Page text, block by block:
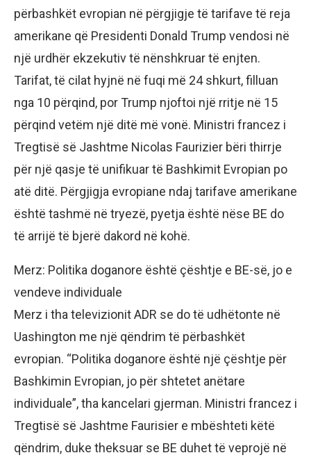
përbashkët evropian në përgjigje të tarifave të reja
amerikane që Presidenti Donald Trump vendosi në
një urdhër ekzekutiv të nënshkruar të enjten.
Tarifat, të cilat hyjnë në fuqi më 24 shkurt, filluan
nga 10 përqind, por Trump njoftoi një rritje në 15
përqind vetëm një ditë më vonë. Ministri francez i
Tregtisë së Jashtme Nicolas Faurizier bëri thirrje
për një qasje të unifikuar të Bashkimit Evropian po
atë ditë. Përgjigja evropiane ndaj tarifave amerikane
është tashmë në tryezë, pyetja është nëse BE do
të arrijë të bjerë dakord në kohë.
Merz: Politika doganore është çështje e BE-së, jo e
vendeve individuale
Merz i tha televizionit ADR se do të udhëtonte në
Uashington me një qëndrim të përbashkët
evropian. “Politika doganore është një çështje për
Bashkimin Evropian, jo për shtetet anëtare
individuale”, tha kancelari gjerman. Ministri francez i
Tregtisë së Jashtme Faurisier e mbështeti këtë
qëndrim, duke theksuar se BE duhet të veprojë në